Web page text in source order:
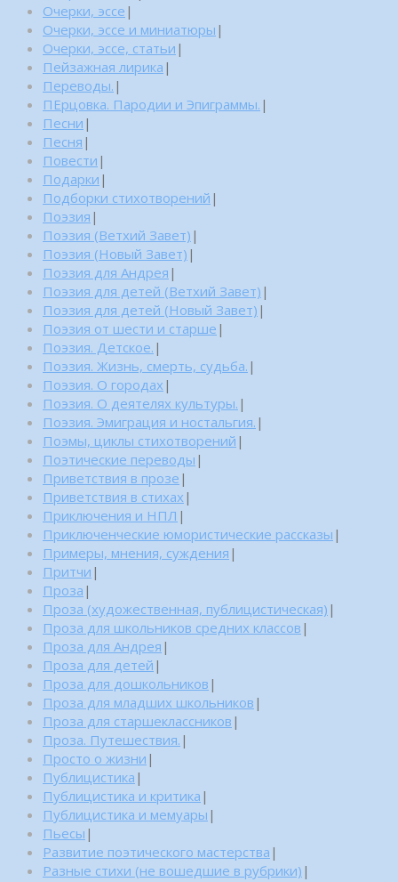
Очерки, эссе |
Очерки, эссе и миниатюры |
Очерки, эссе, статьи |
Пейзажная лирика |
Переводы. |
ПЕрцовка. Пародии и Эпиграммы. |
Песни |
Песня |
Повести |
Подарки |
Подборки стихотворений |
Поэзия |
Поэзия (Ветхий Завет) |
Поэзия (Новый Завет) |
Поэзия для Андрея |
Поэзия для детей (Ветхий Завет) |
Поэзия для детей (Новый Завет) |
Поэзия от шести и старше |
Поэзия. Детское. |
Поэзия. Жизнь, смерть, судьба. |
Поэзия. О городах |
Поэзия. О деятелях культуры. |
Поэзия. Эмиграция и ностальгия. |
Поэмы, циклы стихотворений |
Поэтические переводы |
Приветствия в прозе |
Приветствия в стихах |
Приключения и НПЛ |
Приключенческие юмористические рассказы |
Примеры, мнения, суждения |
Притчи |
Проза |
Проза (художественная, публицистическая) |
Проза для школьников средних классов |
Проза для Андрея |
Проза для детей |
Проза для дошкольников |
Проза для младших школьников |
Проза для старшеклассников |
Проза. Путешествия. |
Просто о жизни |
Публицистика |
Публицистика и критика |
Публицистика и мемуары |
Пьесы |
Развитие поэтического мастерства |
Разные стихи (не вошедшие в рубрики) |